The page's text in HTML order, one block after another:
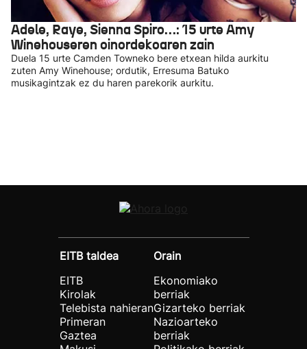
Adele, Raye, Sienna Spiro…: 15 urte Amy
Winehouseren oinordekoaren zain
Duela 15 urte Camden Towneko bere etxean hilda aurkitu
zuten Amy Winehouse; ordutik, Erresuma Batuko
musikagintzak ez du haren parekorik aurkitu.
EITB taldea
EITB
Kirolak
Telebista nahieran
Primeran
Gaztea
Orain
Ekonomiako
berriak
Gizarteko berriak
Nazioarteko
berriak